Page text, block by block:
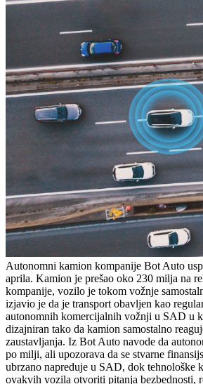
Autonomni kamion kompanije Bot Auto
aprila. Kamion je prešao oko 230 milja na
kompanije, vozilo je tokom vožnje
izjavio je da je transport obavljen kao
autonomnih komercijalnih vožnji u SAD u
dizajniran tako da kamion samostalno
zaustavljanja. Iz Bot Auto navode da
po milji, ali upozorava da se stvarne
ubrzano napreduje u SAD, dok tehnološke
ovakvih vozila otvoriti pitanja bezbednosti,